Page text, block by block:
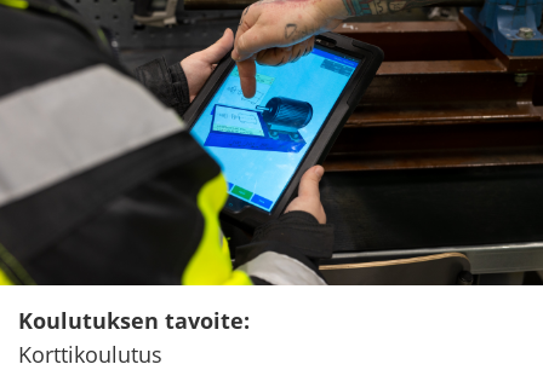
Kou­lu­tuk­sen ta­voi­te:
Kort­ti­kou­lu­tus